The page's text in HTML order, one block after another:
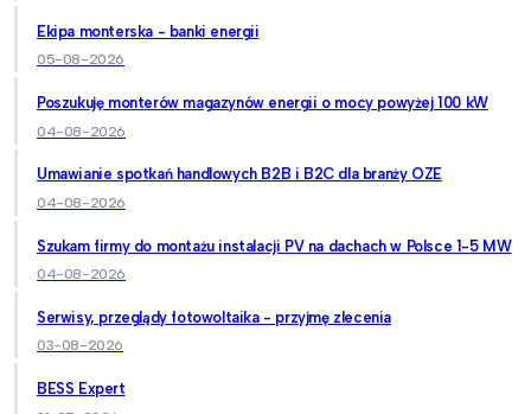
Ekipa monterska - banki energii
05-08-2026
Poszukuję monterów magazynów energii o mocy powyżej 100 kW
04-08-2026
Umawianie spotkań handlowych B2B i B2C dla branży OZE
04-08-2026
Szukam firmy do montażu instalacji PV na dachach w Polsce 1-5 MW
04-08-2026
Serwisy, przeglądy fotowoltaika - przyjmę zlecenia
03-08-2026
BESS Expert